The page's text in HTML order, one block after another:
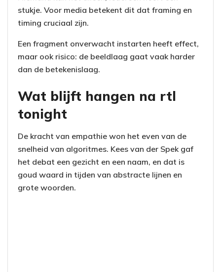
stukje. Voor media betekent dit dat framing en
timing cruciaal zijn.
Een fragment onverwacht instarten heeft effect,
maar ook risico: de beeldlaag gaat vaak harder
dan de betekenislaag.
Wat blijft hangen na rtl
tonight
De kracht van empathie won het even van de
snelheid van algoritmes. Kees van der Spek gaf
het debat een gezicht en een naam, en dat is
goud waard in tijden van abstracte lijnen en
grote woorden.